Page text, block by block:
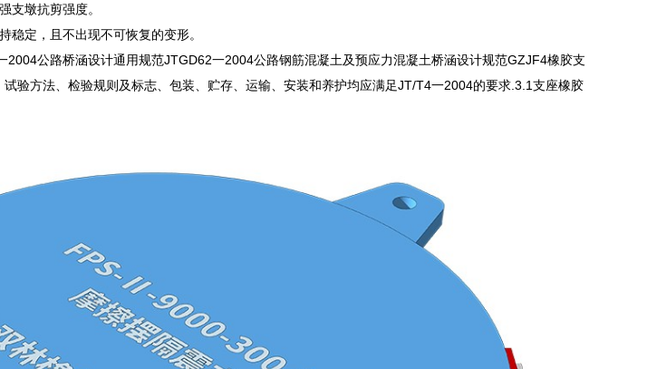
支墩抗剪强度。
稳定，且不出现不可恢复的变形。
公路桥涵设计通用规范JTGD62一2004公路钢筋混凝土及预应力混凝土桥涵设计规范GZJF4橡胶支
验方法、检验规则及标志、包装、贮存、运输、安装和养护均应满足JT/T4一2004的要求.3.1支座橡胶